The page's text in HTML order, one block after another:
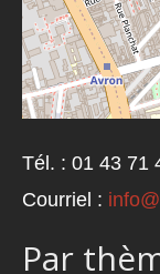
Tél. : 01 43 71
Courriel :
Par